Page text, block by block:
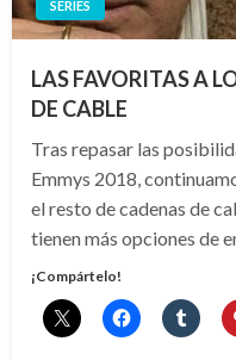
SERIES
LAS FAVORITAS A
DE CABLE
Tras repasar las
Emmys 2018,
el resto de cadenas de
tienen más opciones de
¡Compártelo!